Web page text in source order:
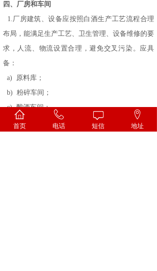
四、厂房和车间
1.厂房建筑、设备应按照白酒生产工艺流程合理
布局，能满足生产工艺、卫生管理、设备维修的要
求，人流、物流设置合理，避免交叉污染。应具
备：
a) 原料库；
b) 粉碎车间；
c) 酿酒车间；
d) 酒库；
首页 电话 短信 地址